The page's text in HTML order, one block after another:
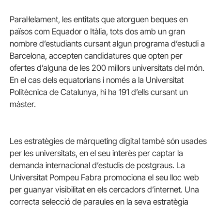
Paral·lelament, les entitats que atorguen beques en
països com Equador o Itàlia, tots dos amb un gran
nombre d’estudiants cursant algun programa d’estudi a
Barcelona, accepten candidatures que opten per
ofertes d’alguna de les 200 millors universitats del món.
En el cas dels equatorians i només a la Universitat
Politècnica de Catalunya, hi ha 191 d’ells cursant un
màster.
Les estratègies de màrqueting digital també són usades
per les universitats, en el seu interès per captar la
demanda internacional d’estudis de postgraus. La
Universitat Pompeu Fabra promociona el seu lloc web
per guanyar visibilitat en els cercadors d’internet. Una
correcta selecció de paraules en la seva estratègia